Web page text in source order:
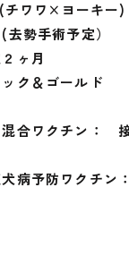
チワワ×ヨーキー)
勢手術予定）
ヶ月
ク＆ゴールド
合ワクチン：
ワクチン：